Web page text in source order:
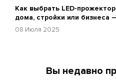
Как выбрать LED-
дома, стройки или бизнеса
простая инструкция
08 Июля 2025
Вы недавно